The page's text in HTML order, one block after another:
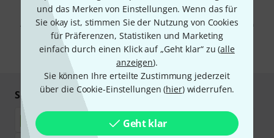
und das Merken von Einstellungen. Wenn das für
Sie okay ist, stimmen Sie der Nutzung von Cookies
für Präferenzen, Statistiken und Marketing
einfach durch einen Klick auf „Geht klar“ zu (alle
anzeigen).
Sie können Ihre erteilte Zustimmung jederzeit
über die Cookie-Einstellungen (hier) widerrufen.
Geht klar
Mit Klick auf „Jetzt anmelden“ stimmen Sie dem Erhalt von E-Mail-
Werbung und einer Messung des E-Mail-Nutzungsverhaltens zu. Die
Abmeldung ist jederzeit möglich. Weitere Informationen finden Sie in
unserenDatenschutzhinweisen.
* Pflichtfeld
Sicher einkaufen & bezahlen